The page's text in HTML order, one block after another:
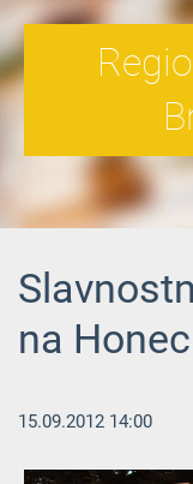
na
15.09.2012 14:00